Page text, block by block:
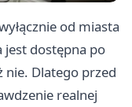
od miasta
jest dostępna po
nie. Dlatego przed
realnej